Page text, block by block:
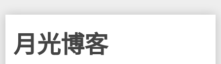
月光博客